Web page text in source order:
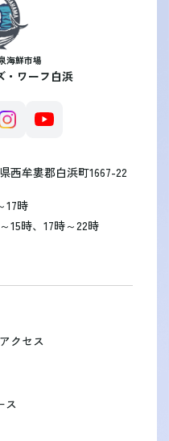
海鮮市場
・ワーフ白浜
西牟婁郡白浜町1667-22
17時
15時、17時～22時
クセス
ス